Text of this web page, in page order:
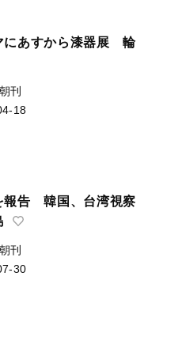
にあすから漆器展 輪
刊
18
報告 韓国、台湾視察
刊
30